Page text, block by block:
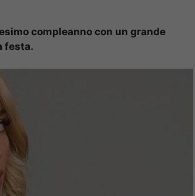
compleanno con un grande
festa.